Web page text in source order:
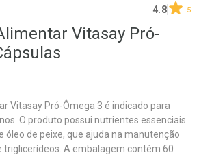
4.8 5
Vitasay Pró-
Vitasay Pró-Ômega 3 é indicado para
O produto possui nutrientes essenciais
óleo de peixe, que ajuda na manutenção
triglicerídeos. A embalagem contém 60